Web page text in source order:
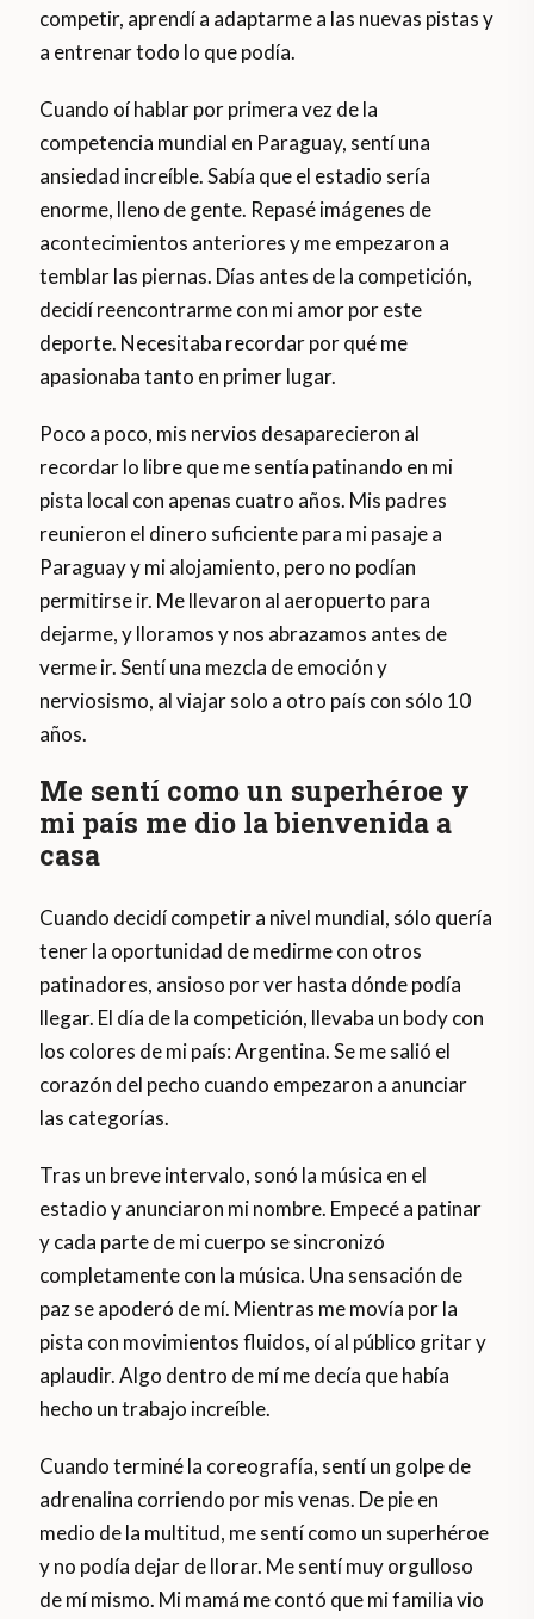
competir, aprendí a adaptarme a las nuevas pistas y
a entrenar todo lo que podía.
Cuando oí hablar por primera vez de la
competencia mundial en Paraguay, sentí una
ansiedad increíble. Sabía que el estadio sería
enorme, lleno de gente. Repasé imágenes de
acontecimientos anteriores y me empezaron a
temblar las piernas. Días antes de la competición,
decidí reencontrarme con mi amor por este
deporte. Necesitaba recordar por qué me
apasionaba tanto en primer lugar.
Poco a poco, mis nervios desaparecieron al
recordar lo libre que me sentía patinando en mi
pista local con apenas cuatro años. Mis padres
reunieron el dinero suficiente para mi pasaje a
Paraguay y mi alojamiento, pero no podían
permitirse ir. Me llevaron al aeropuerto para
dejarme, y lloramos y nos abrazamos antes de
verme ir. Sentí una mezcla de emoción y
nerviosismo, al viajar solo a otro país con sólo 10
años.
Me sentí como un superhéroe y
mi país me dio la bienvenida a
casa
Cuando decidí competir a nivel mundial, sólo quería
tener la oportunidad de medirme con otros
patinadores, ansioso por ver hasta dónde podía
llegar. El día de la competición, llevaba un body con
los colores de mi país: Argentina. Se me salió el
corazón del pecho cuando empezaron a anunciar
las categorías.
Tras un breve intervalo, sonó la música en el
estadio y anunciaron mi nombre. Empecé a patinar
y cada parte de mi cuerpo se sincronizó
completamente con la música. Una sensación de
paz se apoderó de mí. Mientras me movía por la
pista con movimientos fluidos, oí al público gritar y
aplaudir. Algo dentro de mí me decía que había
hecho un trabajo increíble.
Cuando terminé la coreografía, sentí un golpe de
adrenalina corriendo por mis venas. De pie en
medio de la multitud, me sentí como un superhéroe
y no podía dejar de llorar. Me sentí muy orgulloso
de mí mismo. Mi mamá me contó que mi familia vio